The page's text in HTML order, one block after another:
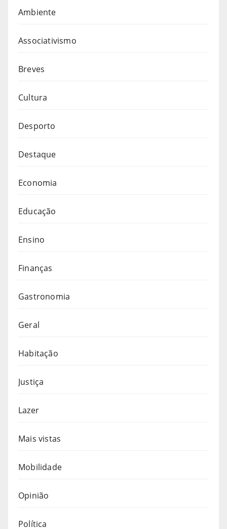
Ambiente
Associativismo
Breves
Cultura
Desporto
Destaque
Economia
Educação
Ensino
Finanças
Gastronomia
Geral
Habitação
Justiça
Lazer
Mais vistas
Mobilidade
Opinião
Política